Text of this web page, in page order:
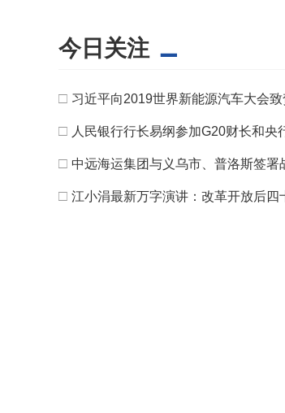
今日关注
□ 习近平向2019世界新能源汽车大会
□ 人民银行行长易纲参加G20财长和
□ 中远海运集团与义乌市、普洛斯签署
□ 江小涓最新万字演讲：改革开放后四